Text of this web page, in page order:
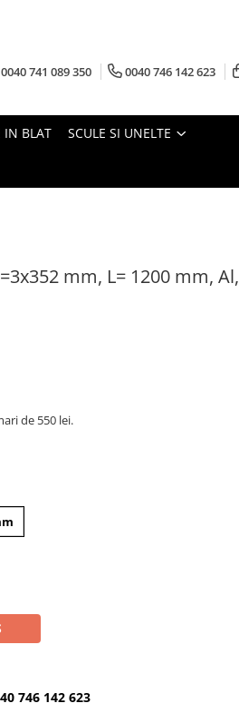
0040 741 089 350 0040 746 142 623
IN BLAT SCULE SI UNELTE
mm, L= 1200 mm, Al,
de 550 lei.
746 142 623